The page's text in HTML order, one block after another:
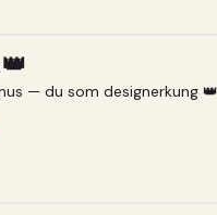
— du som designerkung 👑